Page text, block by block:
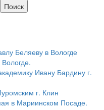
Беляеву в Вологде
Ивану Бардину г.
г. Клин
в Мариинском Посаде.